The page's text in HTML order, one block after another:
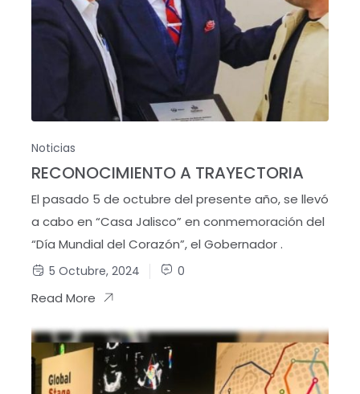
Noticias
RECONOCIMIENTO A TRAYECTORIA
El pasado 5 de octubre del presente año, se llevó
a cabo en “Casa Jalisco” en conmemoración del
“Día Mundial del Corazón”, el Gobernador .
5 Octubre, 2024 0
Read More